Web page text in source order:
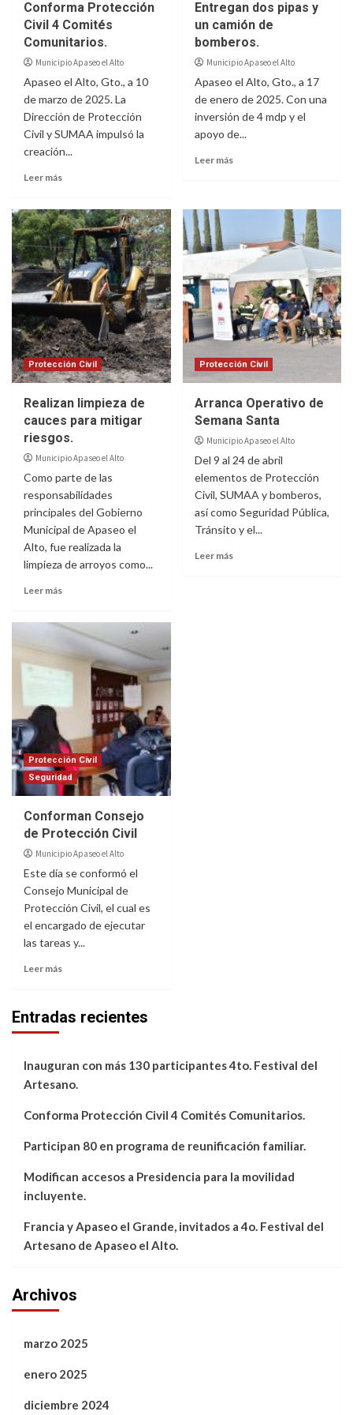
Conforma Protección
Civil 4 Comités
Comunitarios.
Municipio Apaseo el Alto
Apaseo el Alto, Gto., a 10
de marzo de 2025. La
Dirección de Protección
Civil y SUMAA impulsó la
creación...
Leer más
Entregan dos pipas y
un camión de
bomberos.
Municipio Apaseo el Alto
Apaseo el Alto, Gto., a 17
de enero de 2025. Con una
inversión de 4 mdp y el
apoyo de...
Leer más
Protección Civil
Realizan limpieza de
cauces para mitigar
riesgos.
Municipio Apaseo el Alto
Como parte de las
responsabilidades
principales del Gobierno
Municipal de Apaseo el
Alto, fue realizada la
limpieza de arroyos como...
Leer más
Protección Civil
Arranca Operativo de
Semana Santa
Municipio Apaseo el Alto
Del 9 al 24 de abril
elementos de Protección
Civil, SUMAA y bomberos,
así como Seguridad Pública,
Tránsito y el...
Leer más
Protección Civil
Seguridad
Conforman Consejo
de Protección Civil
Municipio Apaseo el Alto
Este día se conformó el
Consejo Municipal de
Protección Civil, el cual es
el encargado de ejecutar
las tareas y...
Leer más
Entradas recientes
Inauguran con más 130 participantes 4to. Festival del
Artesano.
Conforma Protección Civil 4 Comités Comunitarios.
Participan 80 en programa de reunificación familiar.
Modifican accesos a Presidencia para la movilidad
incluyente.
Francia y Apaseo el Grande, invitados a 4o. Festival del
Artesano de Apaseo el Alto.
Archivos
marzo 2025
enero 2025
diciembre 2024